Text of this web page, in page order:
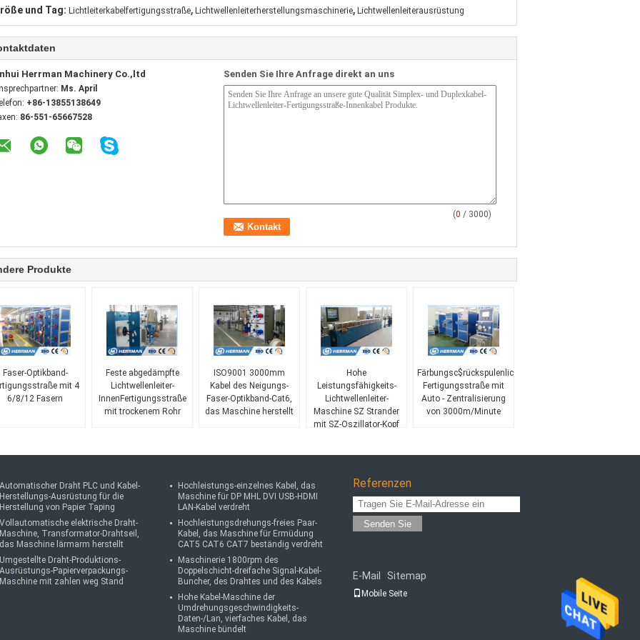
und Tag: Lichtleiterkabelfertigungsstraße, Lichtwellenleiterherstellungsmaschinerie, Lichtwellenleiterausrüstung
Herrman Machinery Co.,ltd
Ms. April
+86-13855138649
86-551-65667528
Senden Sie Ihre Anfrage direkt an uns
(0 / 3000)
Produkte
Faser-Optikband-
mit 4
6/8/12 Fasern
Feste abgedämpfte
Lichtwellenleiter-
InnenFertigungsstraße
mit trockenem Rohr
ISO9001 3000mm
Kabel des Neigungs-
Faser-Optikband-Cat6,
das Maschine herstellt
Hohe
Leistungsfähigkeits-
Lichtwellenleiter-
Maschine SZ Strander
mit SZ-Oszillator-Kopf
Färbungsc$rückspulenlichtwellenleiter-
Fertigungsstraße mit
Auto - Zentralisierung
von 3000m/Minute
Automatischer Draht PLC und Kabel-
Herstellungs-Ausrüstung für die
Herstellung von Papier Taping
Vollautomatische elektrische Draht-
Maschine, Transformator-Drahtseil,
das Maschine lärmarm herstellt
Umgestellte Draht-Produktions-
Ausrüstungs-Papierverpackungs-
Maschine mit zahlen weg Stand
Hochleistungs-einzelnes Kabel, das
Maschine für DP MHL DVI USB-HDMI
LAN-Kabel verdreht
Hochleistungsdrehungs-freies Paar-
Kabel, das Maschine für Ermüdung
CAT5 CAT6 CAT7 beständig verdreht
Maschinerie 1800rpm des
Doppelschicht-dreifache Signal-Kabel-
Buncher, des Drahtes und des Kabels
Hohe Kabel-Maschine der
Umdrehungsgeschwindigkeits-
Daten-/Lan, vierfaches Kabel, das
Maschine bündelt
Referenzen
Senden Sie
E-Mail Sitemap
Mobile Seite